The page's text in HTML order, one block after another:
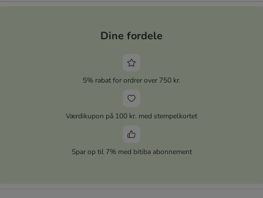
Dine fordele
5% rabat for ordrer over 750 kr.
Værdikupon på 100 kr. med stempelkortet
Spar op til 7% med bitiba abonnement